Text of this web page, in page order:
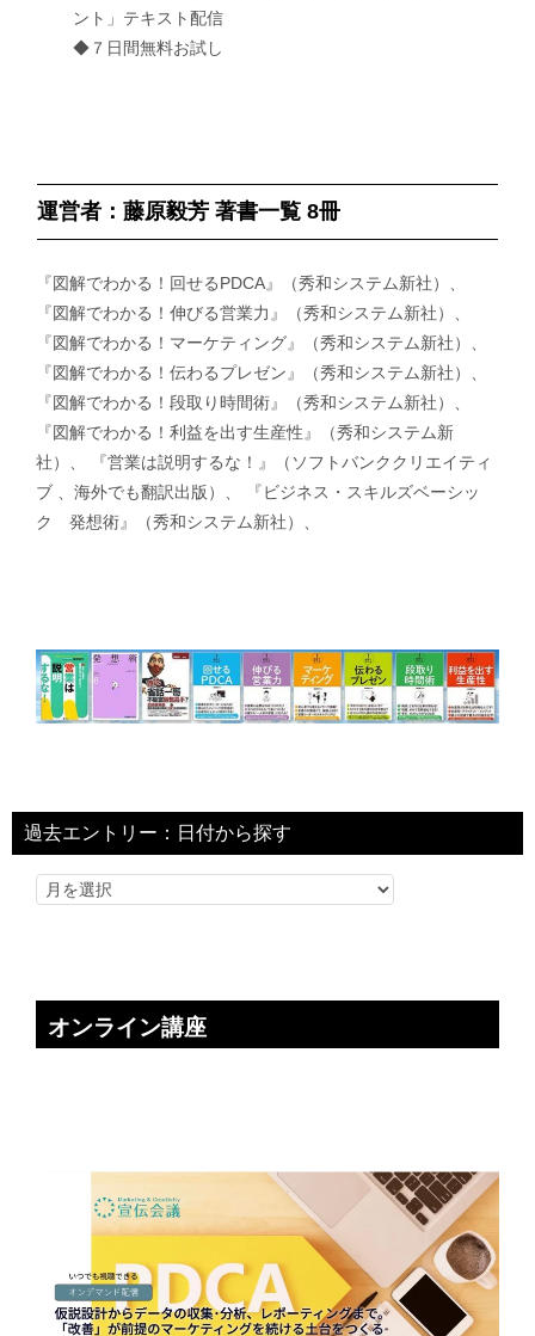
ント」テキスト配信
◆７日間無料お試し
運営者：藤原毅芳 著書一覧 8冊
『図解でわかる！回せるPDCA』（秀和システム新社）、
『図解でわかる！伸びる営業力』（秀和システム新社）、
『図解でわかる！マーケティング』（秀和システム新社）、
『図解でわかる！伝わるプレゼン』（秀和システム新社）、
『図解でわかる！段取り時間術』（秀和システム新社）、
『図解でわかる！利益を出す生産性』（秀和システム新
社）、 『営業は説明するな！』（ソフトバンククリエイティ
ブ 、海外でも翻訳出版）、 『ビジネス・スキルズベーシッ
ク 発想術』（秀和システム新社）、
過去エントリー：日付から探す
オンライン講座